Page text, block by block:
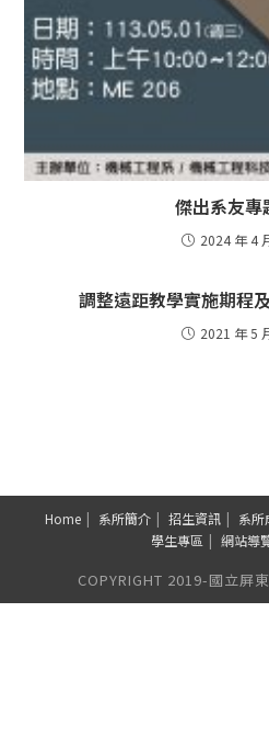
傑出系友專
2024 年 4
調整遠距教學實施期程
2021 年 5
Home 系所簡介 招生資訊 系所
學生專區
網站導
COPYRIGHT 2019-國立屏